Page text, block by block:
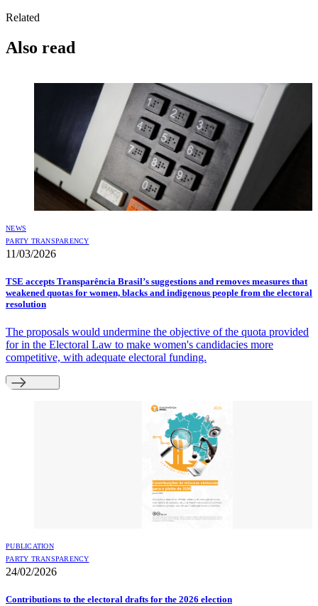
Related
Also read
NEWS
PARTY TRANSPARENCY
11/03/2026
TSE accepts Transparência Brasil’s suggestions and removes measures that
weakened quotas for women, blacks and indigenous people from the electoral
resolution
The proposals would undermine the objective of the quota provided
for in the Electoral Law to make women's candidacies more
competitive, with adequate electoral funding.
PUBLICATION
PARTY TRANSPARENCY
24/02/2026
Contributions to the electoral drafts for the 2026 election